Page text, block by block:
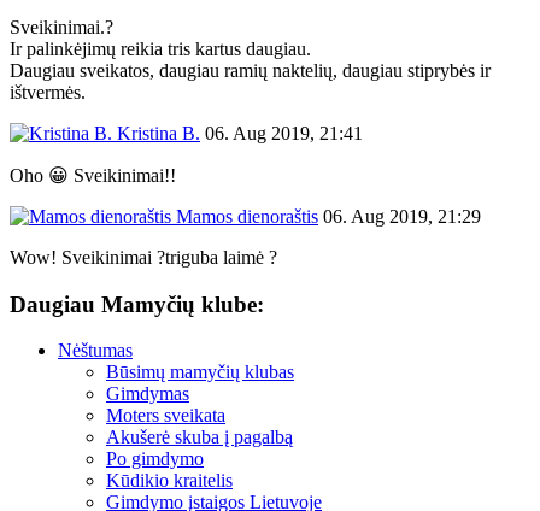
Sveikinimai.?
Ir palinkėjimų reikia tris kartus daugiau.
Daugiau sveikatos, daugiau ramių naktelių, daugiau stiprybės ir
ištvermės.
Kristina B. 06. Aug 2019, 21:41
Oho 😀 Sveikinimai!!
Mamos dienoraštis 06. Aug 2019, 21:29
Wow! Sveikinimai ?triguba laimė ?
Daugiau Mamyčių klube:
Nėštumas
Būsimų mamyčių klubas
Gimdymas
Moters sveikata
Akušerė skuba į pagalbą
Po gimdymo
Kūdikio kraitelis
Gimdymo įstaigos Lietuvoje